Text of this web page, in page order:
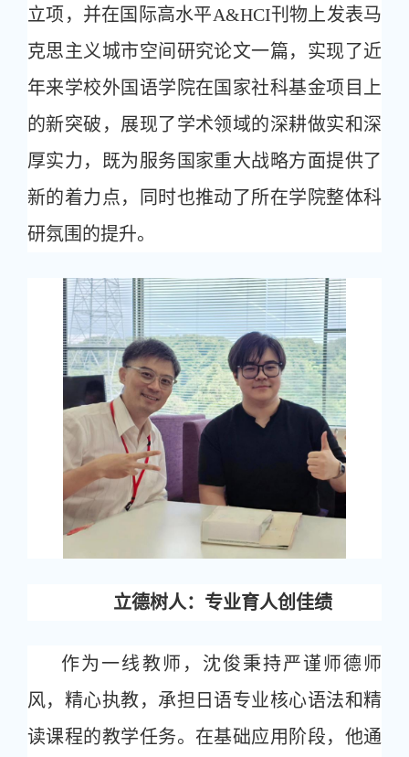
立项，并在国际高水平A&HCI刊物上发表马
克思主义城市空间研究论文一篇，实现了近
年来学校外国语学院在国家社科基金项目上
的新突破，展现了学术领域的深耕做实和深
厚实力，既为服务国家重大战略方面提供了
新的着力点，同时也推动了所在学院整体科
研氛围的提升。
立德树人：专业育人创佳绩
作为一线教师，沈俊秉持严谨师德师
风，精心执教，承担日语专业核心语法和精
读课程的教学任务。在基础应用阶段，他通